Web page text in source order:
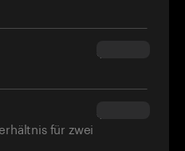
$54.90
für zwei
$34.95